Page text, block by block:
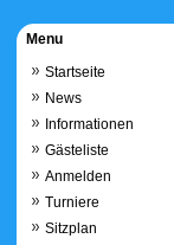
Menu
Startseite
News
Informationen
Gästeliste
Anmelden
Turniere
Sitzplan